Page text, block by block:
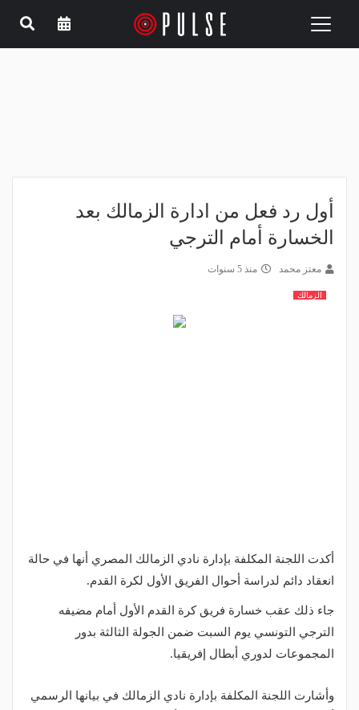
Toggle
أول رد فعل من ادارة الزمالك بعد
الخسارة أمام الترجي
معتز محمد منذ 5 سنوات
الزمالك
أكدت اللجنة المكلفة بإدارة نادي الزمالك المصري أنها في حالة
انعقاد دائم لدراسة أحوال الفريق الأول لكرة القدم.
جاء ذلك عقب خسارة فريق كرة القدم الأول أمام مضيفه
الترجي التونسي يوم السبت ضمن الجولة الثالثة بدور
المجموعات لدوري أبطال إفريقيا.
وأشارت اللجنة المكلفة بإدارة نادي الزمالك في بيانها الرسمي